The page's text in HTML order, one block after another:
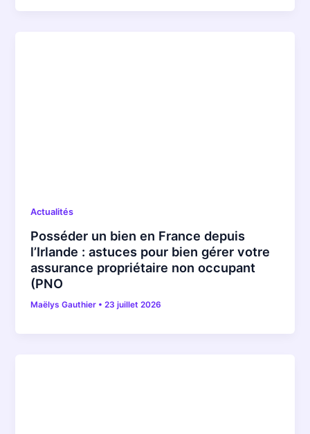
Actualités
Posséder un bien en France depuis
l’Irlande : astuces pour bien gérer votre
assurance propriétaire non occupant
(PNO
Maëlys Gauthier •23 juillet 2026